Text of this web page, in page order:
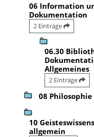
06 Information
Dokumentation
2 Einträge
06.30
Allgemeines
2 Einträge
08 Philosophie
10
allgemein